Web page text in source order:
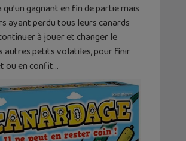
qu’un gagnant en fin de partie mais
ayant perdu tous leurs canards
à jouer et changer le
autres petits volatiles, pour finir
ou en confit…